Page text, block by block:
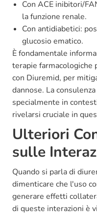
Con ACE inibitori/
la funzione renale.
Con antidiabetici:
glucosio ematico.
È fondamentale
terapie
con Diuremid, per
dannose. La
specialmente in
rivelarsi cruciale in
Ulteriori
sulle
Quando si parla di
dimenticare che l'uso
generare effetti
di queste interazioni è